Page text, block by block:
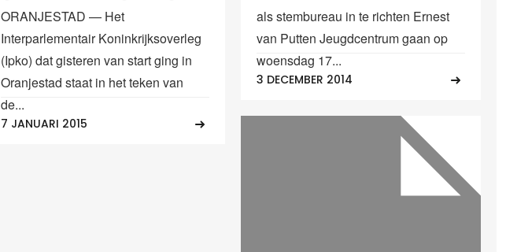
ORANJESTAD — Het
Interparlementair Koninkrijksoverleg
(Ipko) dat gisteren van start ging in
Oranjestad staat in het teken van
de...
7 JANUARI 2015
als stembureau in te richten Ernest
van Putten Jeugdcentrum gaan op
woensdag 17...
3 DECEMBER 2014